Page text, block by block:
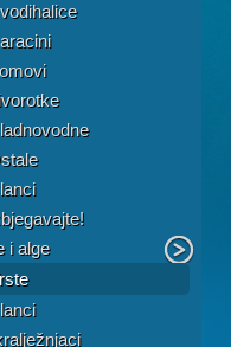
i alge